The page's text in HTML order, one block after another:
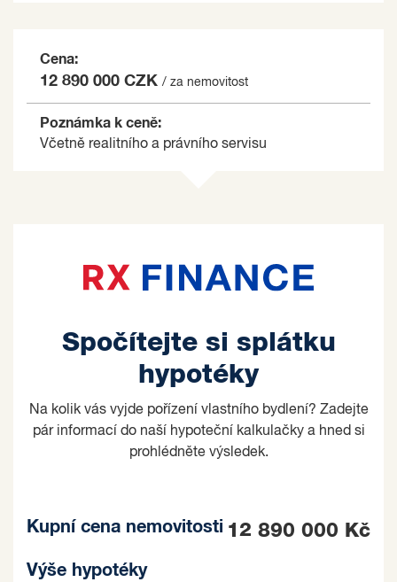
Cena:
12 890 000 CZK / za nemovitost
Poznámka k ceně:
Včetně realitního a právního servisu
Spočítejte si splátku
hypotéky
Na kolik vás vyjde pořízení vlastního bydlení? Zadejte
pár informací do naší hypoteční kalkulačky a hned si
prohlédněte výsledek.
Kupní cena nemovitosti 12 890 000 Kč
Výše hypotéky